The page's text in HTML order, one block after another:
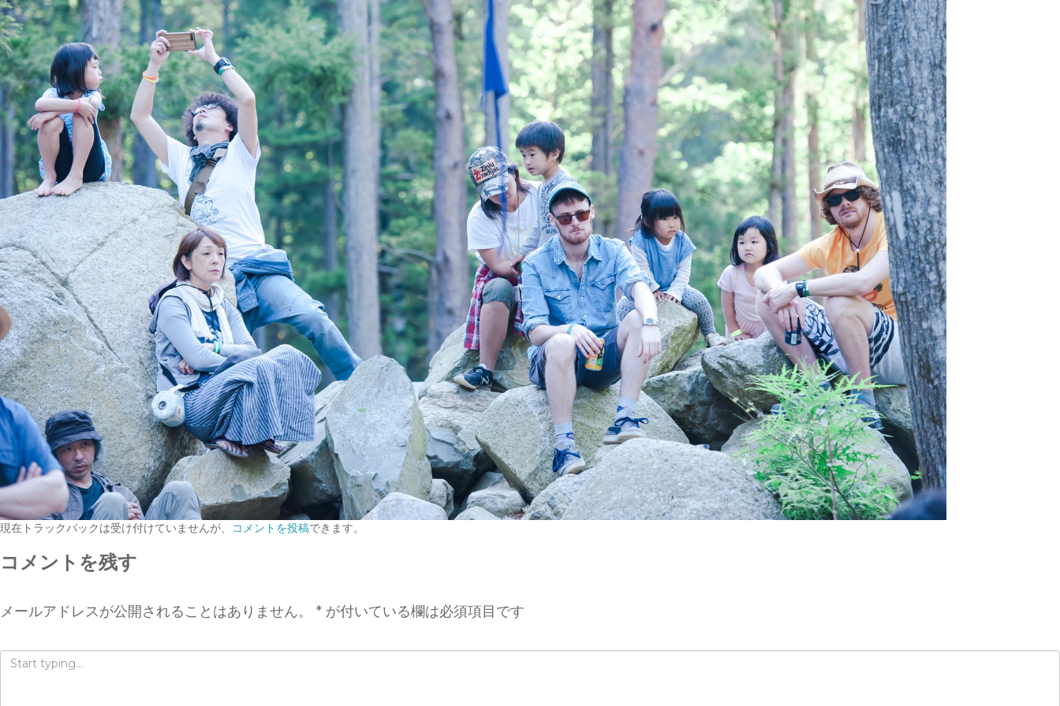
現在トラックバックは受け付けていませんが、 コメントを投稿できます。
コメントを残す
メールアドレスが公開されることはありません。 * が付いている欄は必須項目です